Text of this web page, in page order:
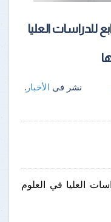
للدراسات العليا
نشر فى الأخبار .
العليا في العلوم